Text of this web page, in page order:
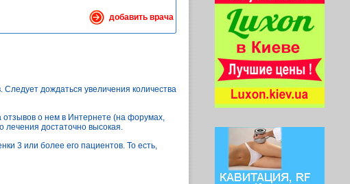
добавить врача
Следует дождаться увеличения количества
отзывов о нем в Интернете (на форумах,
лечения достаточно высокая.
3 или более его пациентов. То есть,